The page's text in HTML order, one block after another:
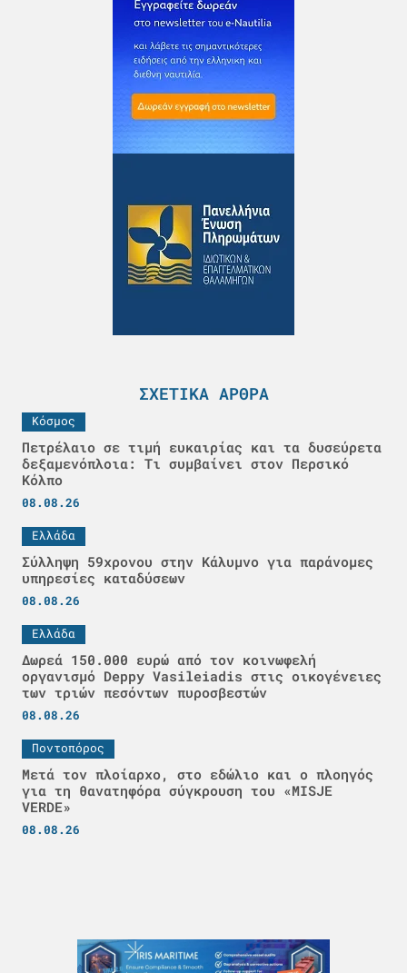
ΣΧΕΤΙΚΆ ΆΡΘΡΑ
Κόσμος
Πετρέλαιο σε τιμή ευκαιρίας και τα δυσεύρετα
δεξαμενόπλοια: Τι συμβαίνει στον Περσικό
Κόλπο
08.08.26
Ελλάδα
Σύλληψη 59χρονου στην Κάλυμνο για παράνομες
υπηρεσίες καταδύσεων
08.08.26
Ελλάδα
Δωρεά 150.000 ευρώ από τον κοινωφελή
οργανισμό Deppy Vasileiadis στις οικογένειες
των τριών πεσόντων πυροσβεστών
08.08.26
Ποντοπόρος
Μετά τον πλοίαρχο, στο εδώλιο και ο πλοηγός
για τη θανατηφόρα σύγκρουση του «MISJE
VERDE»
08.08.26